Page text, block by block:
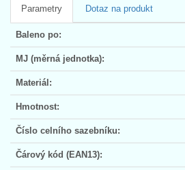
Parametry Dotaz na produkt
Baleno po:
MJ (měrná jednotka):
Materiál:
Hmotnost:
Číslo celního sazebníku:
Čárový kód (EAN13):